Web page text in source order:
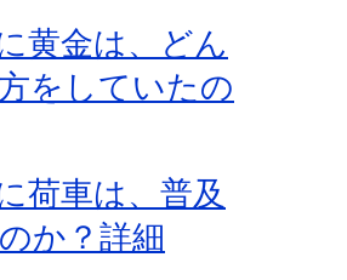
黄金は、どん
をしていたの
荷車は、普及
か？詳細